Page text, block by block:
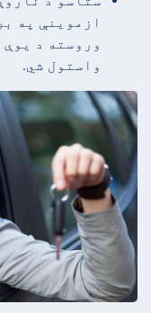
ازموینې په
وروسته د
واستول شي.